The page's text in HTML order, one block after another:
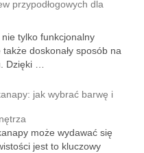
przypodłogowych dla
tylko funkcjonalny
doskonały sposób na
Dzięki …
jak wybrać barwę i
może wydawać się
jest to kluczowy